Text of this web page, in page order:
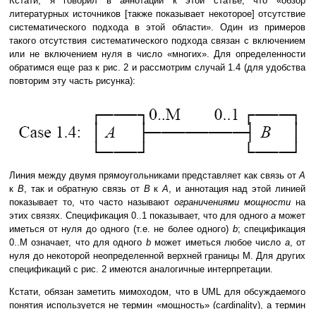
литературных источников [также показывает некоторое] отсутствие
систематического подхода в этой области». Один из примеров
такого отсутствия систематического подхода связан с включением
или не включением нуля в число «многих». Для определенности
обратимся еще раз к рис. 2 и рассмотрим случай 1.4 (для удобства
повторим эту часть рисунка):
Линия между двумя прямоугольниками представляет как связь отA
к B, так и обратную связь от BкA, и аннотация над этой линией
показывает то, что часто называют ограничениями мощности на
этих связях. Спецификация 0..1 показывает, что для одного a может
иметься от нуля до одного (т.е. не более одного) b; спецификация
0..M означает, что для одного bможет иметься любое число a, от
нуля до некоторой неопределенной верхней границы M. Для других
спецификаций с рис. 2 имеются аналогичные интерпретации.
Кстати, обязан заметить мимоходом, что в UML для обсуждаемого
понятия используется не термин «мощность» (cardinality), а термин